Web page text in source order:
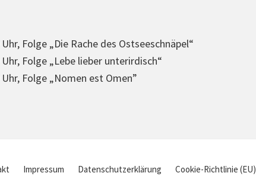
Folge „Die Rache des Ost­see­schnä­pel“
Folge „Lebe lieber unter­ir­disch“
Folge „Nomen est Omen”
Impressum Datenschutzerklärung Cookie-Richtlinie (EU)